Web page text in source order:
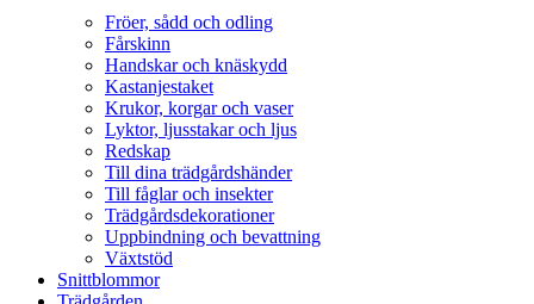
Fröer, sådd och odling
Fårskinn
Handskar och knäskydd
Kastanjestaket
Krukor, korgar och vaser
Lyktor, ljusstakar och ljus
Redskap
Till dina trädgårdshänder
Till fåglar och insekter
Trädgårdsdekorationer
Uppbindning och bevattning
Växtstöd
Snittblommor